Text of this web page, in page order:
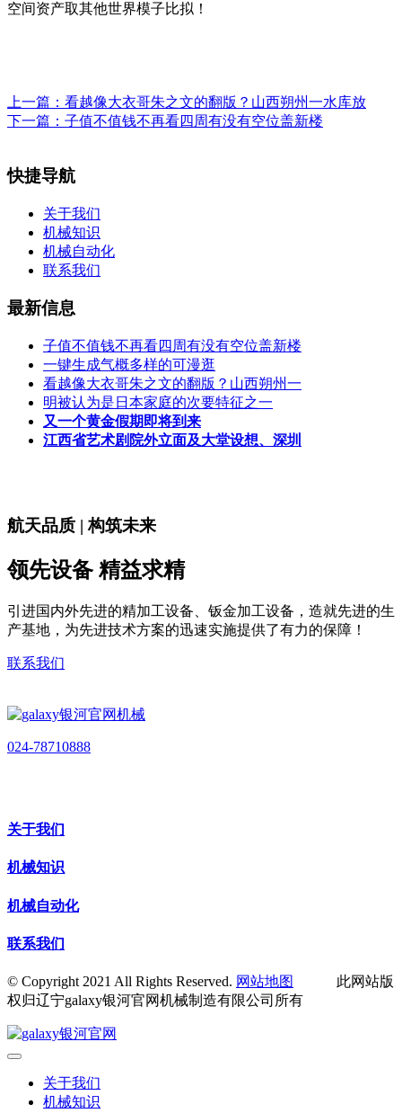
空间资产取其他世界模子比拟！
上一篇： 看越像大衣哥朱之文的翻版？山西朔州一水库放
下一篇： 子值不值钱不再看四周有没有空位盖新楼
快捷导航
关于我们
机械知识
机械自动化
联系我们
最新信息
子值不值钱不再看四周有没有空位盖新楼
一键生成气概多样的可漫逛
看越像大衣哥朱之文的翻版？山西朔州一
明被认为是日本家庭的次要特征之一
又一个黄金假期即将到来
江西省艺术剧院外立面及大堂设想、深圳
航天品质 | 构筑未来
领先设备 精益求精
引进国内外先进的精加工设备、钣金加工设备，造就先进的生
产基地，为先进技术方案的迅速实施提供了有力的保障！
联系我们
024-78710888
关于我们
机械知识
机械自动化
联系我们
© Copyright 2021 All Rights Reserved. 网站地图
此网站版
权归辽宁galaxy银河官网机械制造有限公司所有
关于我们
机械知识